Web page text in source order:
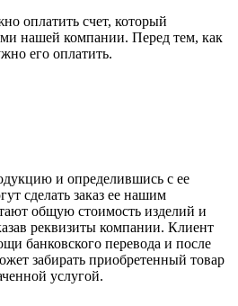
оплатить счет, который
нашей компании. Перед тем, как
его оплатить.
и определившись с ее
сделать заказ ее нашим
общую стоимость изделий и
реквизиты компании. Клиент
банковского перевода и после
забирать приобретенный товар
услугой.